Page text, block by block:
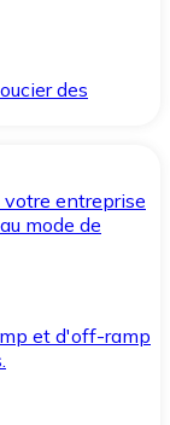
des
entreprise
mode de
et d'off-ramp